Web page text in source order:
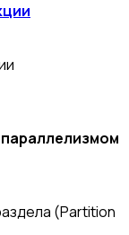
(Partition